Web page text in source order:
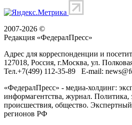
2007-2026 ©
Редакция «ФедералПресс»
Адрес для корреспонденции и
127018, Россия, г.Москва, ул.
Тел.+7(499) 112-35-89 E-mail:
«ФедералПресс» - медиа-холдинг:
информагентства, журнал. Политика,
происшествия, общество.
регионов РФ